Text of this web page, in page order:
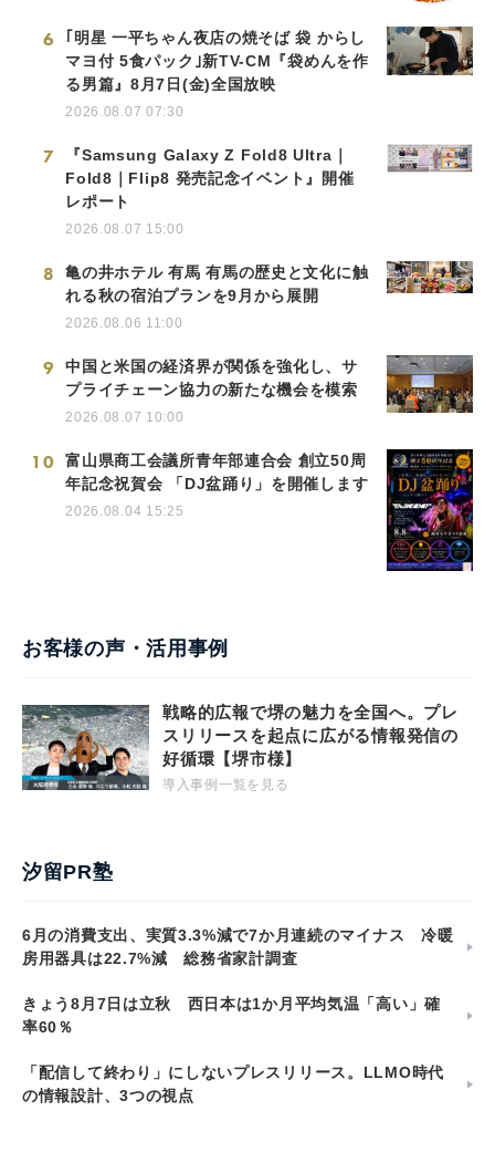
6
｢明星 一平ちゃん夜店の焼そば 袋 からし
マヨ付 5食パック｣新TV-CM『袋めんを作
る男篇』8月7日(金)全国放映
2026.08.07 07:30
7
『Samsung Galaxy Z Fold8 Ultra｜
Fold8｜Flip8 発売記念イベント』開催
レポート
2026.08.07 15:00
8
亀の井ホテル 有馬 有馬の歴史と文化に触
れる秋の宿泊プランを9月から展開
2026.08.06 11:00
9
中国と米国の経済界が関係を強化し、サ
プライチェーン協力の新たな機会を模索
2026.08.07 10:00
10
富山県商工会議所青年部連合会 創立50周
年記念祝賀会 「DJ盆踊り」を開催します
2026.08.04 15:25
お客様の声・活用事例
戦略的広報で堺の魅力を全国へ。プレ
スリリースを起点に広がる情報発信の
好循環【堺市様】
導入事例一覧を見る
汐留PR塾
6月の消費支出、実質3.3%減で7か月連続のマイナス 冷暖
房用器具は22.7%減 総務省家計調査
きょう8月7日は立秋 西日本は1か月平均気温「高い」確
率60％
「配信して終わり」にしないプレスリリース。LLMO時代
の情報設計、3つの視点